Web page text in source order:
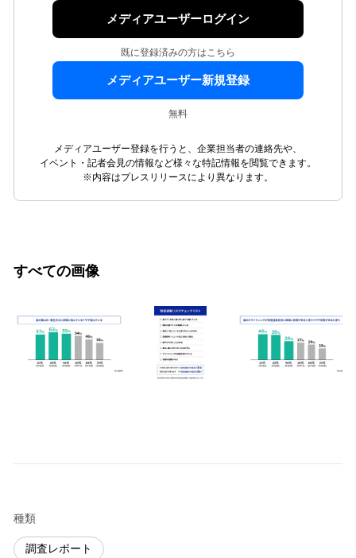
メディアユーザーログイン
既に登録済みの方はこちら
メディアユーザー新規登録
無料
メディアユーザー登録を行うと、企業担当者の連絡先や、
イベント・記者会見の情報など様々な特記情報を閲覧できます。
※内容はプレスリリースにより異なります。
すべての画像
種類
調査レポート